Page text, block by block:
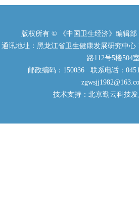
版权所有 © 《中国卫生经济》编辑部
通讯地址：黑龙江省卫生健康发展研究中心
路112号5楼504室
邮政编码：150036 联系电话：
技术支持：北京勤云科技发